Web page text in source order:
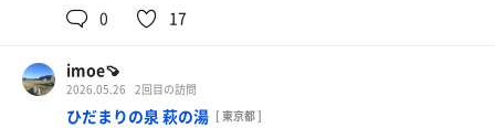
ほぼソロで快適に過ごした🌱
温度は90度前後で、扉の開閉ですぐ下がる印象…
それでも10分以上入ってると滝汗で気持ちよかった💕
明日チェックアウト前にも入れたら良いな🥰
0 17
imoe🍠
2026.05.26 2回目の訪問
ひだまりの泉 萩の湯 [ 東京都 ]